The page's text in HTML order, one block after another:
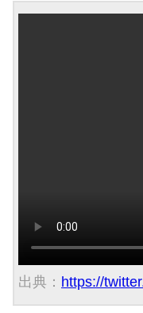
出典： https://